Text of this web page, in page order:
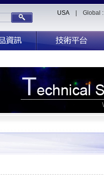
USA | Global :